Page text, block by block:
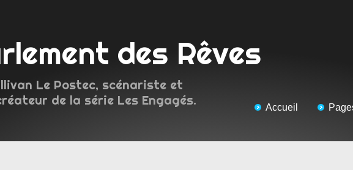
des Rêves
Le Postec, scénariste et
de la série Les Engagés.
Accueil